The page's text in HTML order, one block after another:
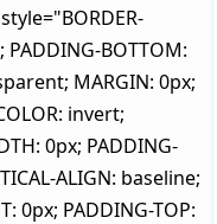
PADDING-BOTTOM:
MARGIN: 0px;
invert;
0px; PADDING-
ALIGN: baseline;
0px; PADDING-TOP: